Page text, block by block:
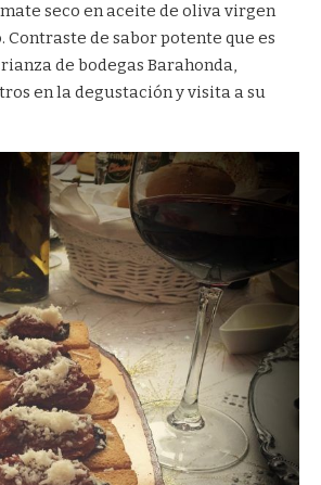
seco en aceite de oliva virgen
Contraste de sabor potente que es
de bodegas Barahonda,
en ladegustación y visitaa su